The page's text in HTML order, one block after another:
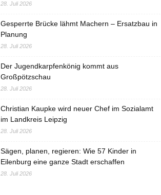
28. Juli 2026
Gesperrte Brücke lähmt Machern – Ersatzbau in
Planung
28. Juli 2026
Der Jugendkarpfenkönig kommt aus
Großpötzschau
28. Juli 2026
Christian Kaupke wird neuer Chef im Sozialamt
im Landkreis Leipzig
28. Juli 2026
Sägen, planen, regieren: Wie 57 Kinder in
Eilenburg eine ganze Stadt erschaffen
28. Juli 2026